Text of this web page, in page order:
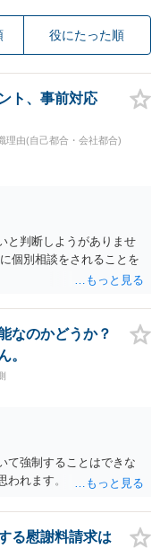
役にたった順
ト、事前対応
理由(自己都合・会社都合)
と判断しようがありませ
個別相談をされることを
なのかどうか？
。
て強制することはできな
れます。
る慰謝料請求は